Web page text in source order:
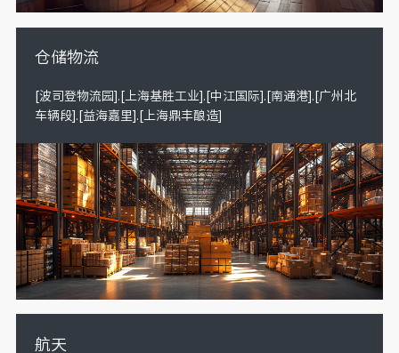
仓储物流
[波司登物流园].[上海基胜工业].[中江国际].[南通港].[广州北
车辆段].[益海嘉里].[上海鼎丰酿造]
航天